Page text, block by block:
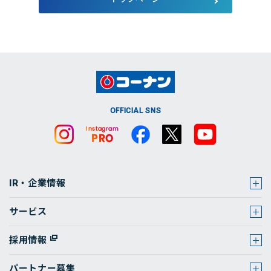
OFFICIAL SNS
IR・企業情報
サービス
採用情報
パートナー募集